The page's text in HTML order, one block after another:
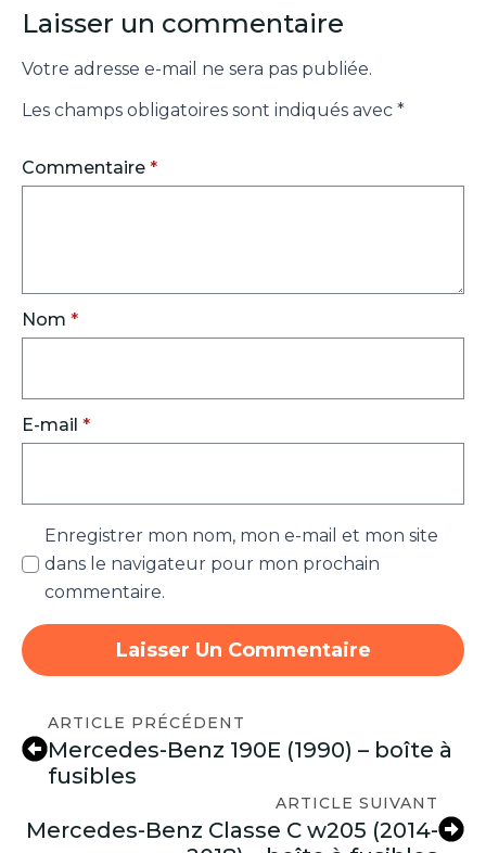
Laisser un commentaire
Votre adresse e-mail ne sera pas publiée.
Les champs obligatoires sont indiqués avec *
Commentaire *
Nom *
E-mail *
Enregistrer mon nom, mon e-mail et mon site
dans le navigateur pour mon prochain
commentaire.
ARTICLE PRÉCÉDENT
Mercedes-Benz 190E (1990) – boîte à
fusibles
ARTICLE SUIVANT
Mercedes-Benz Classe C w205 (2014-